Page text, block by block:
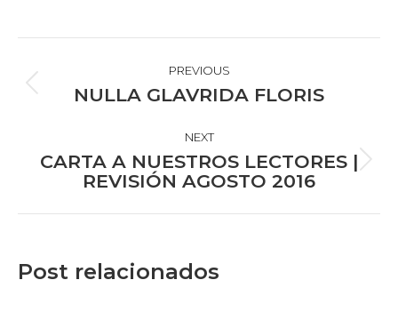
NAVIGATIONPREVIOUS
Previous
NULLA GLAVRIDA FLORIS
NEXT
Next
CARTA A NUESTROS LECTORES |
REVISIÓN AGOSTO 2016
Post relacionados